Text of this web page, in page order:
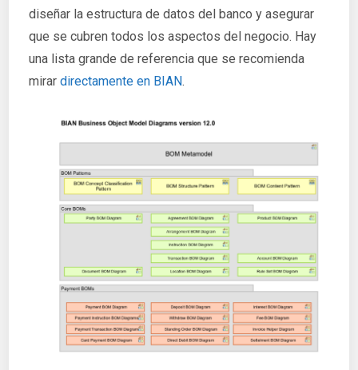
diseñar la estructura de datos del banco y asegurar
que se cubren todos los aspectos del negocio. Hay
una lista grande de referencia que se recomienda
mirar directamente en BIAN.